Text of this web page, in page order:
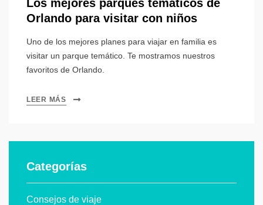
Los mejores parques temáticos de
Orlando para visitar con niños
Uno de los mejores planes para viajar en familia es
visitar un parque temático. Te mostramos nuestros
favoritos de Orlando.
LEER MÁS
Categorías
Consejos de viaje